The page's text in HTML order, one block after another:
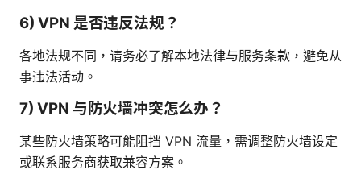
6) VPN 是否违反法规？
各地法规不同，请务必了解本地法律与服务条款，避免从
事违法活动。
7) VPN 与防火墙冲突怎么办？
某些防火墙策略可能阻挡 VPN 流量，需调整防火墙设定
或联系服务商获取兼容方案。